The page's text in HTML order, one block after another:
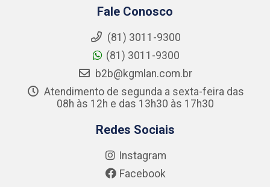
Fale Conosco
(81) 3011-9300
(81) 3011-9300
b2b@kgmlan.com.br
Atendimento de segunda a sexta-feira das
08h às 12h e das 13h30 às 17h30
Redes Sociais
Instagram
Facebook